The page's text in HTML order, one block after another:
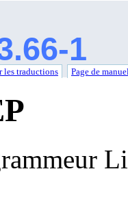
1
les traductions Page de